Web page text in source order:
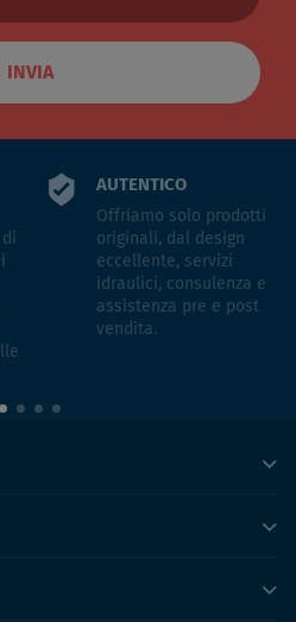
INVIA
AUTENTICO
Offriamo solo prodotti
originali, dal design
eccellente, servizi
idraulici, consulenza e
assistenza pre e post
vendita.